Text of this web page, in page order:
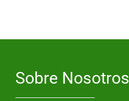
Sobre Nosotros